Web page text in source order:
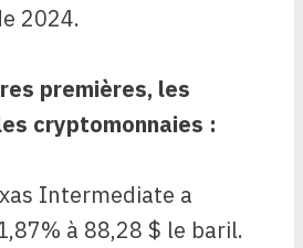
2024.
premières, les
cryptomonnaies :
Intermediate a
à 88,28 $ le baril.